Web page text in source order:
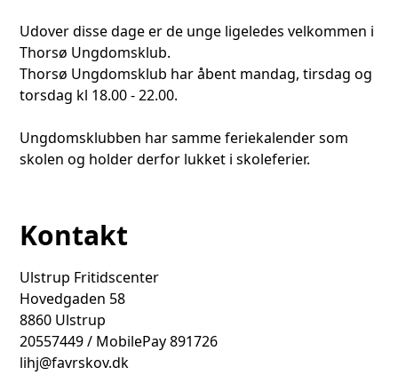
Udover disse dage er de unge ligeledes velkommen i
Thorsø Ungdomsklub.
Thorsø Ungdomsklub har åbent mandag, tirsdag og
torsdag kl 18.00 - 22.00.
Ungdomsklubben har samme feriekalender som
skolen og holder derfor lukket i skoleferier.
Kontakt
Ulstrup Fritidscenter
Hovedgaden 58
8860 Ulstrup
20557449 / MobilePay 891726
lihj@favrskov.dk